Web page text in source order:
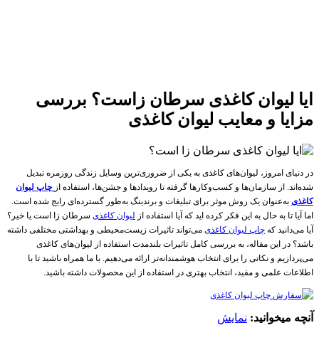
ایا لیوان کاغذی سرطان زاست؟ بررسی
مزایا و معایب لیوان کاغذی
در دنیای امروز، لیوان‌های کاغذی به یکی از ضروری‌ترین وسایل زندگی روزمره تبدیل
شده‌اند. از سازمان‌ها و کسب‌وکارها گرفته تا رویدادها و جشن‌ها، استفاده از چاپ لیوان
کاغذی به‌عنوان یک روش موثر برای تبلیغات و برندینگ به‌طور گسترده‌ای رایج شده است.
اما آیا تا به حال به این فکر کرده اید که آیا استفاده از لیوان کاغذی سرطان زا است یا خیر؟
آیا می‌دانید که چاپ لیوان کاغذی می‌تواند تاثیرات زیست‌محیطی و بهداشتی مختلفی داشته
باشد؟ در این مقاله، به بررسی کامل تاثیرات بلندمدت استفاده از لیوان‌های کاغذی
می‌پردازیم و نکاتی را برای انتخاب هوشمندانه‌تر ارائه می‌دهیم. با ما همراه باشید تا با
اطلاعات علمی و مفید، انتخاب بهتری در استفاده از این محصولات داشته باشید.
آنچه میخوانید: نمایش